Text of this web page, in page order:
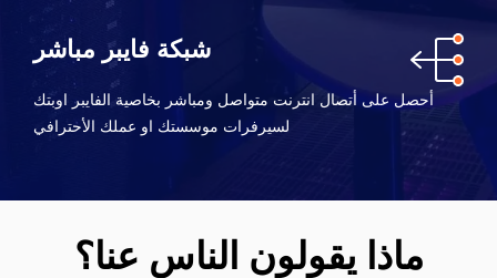
شبكة فايبر مباشر
أحصل على أتصال انترنت متواصل ومباشر بخاصية الفايبر اوبتك
لسيرفرات موسستك او عملك الأحترافي
ماذا يقولون الناس عنا؟